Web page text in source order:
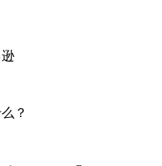
？